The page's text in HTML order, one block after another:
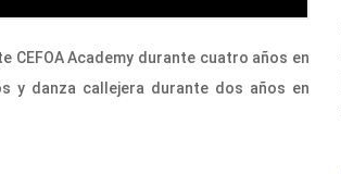
CEFOA Academy durante cuatro años en
y danza callejera durante dos años en